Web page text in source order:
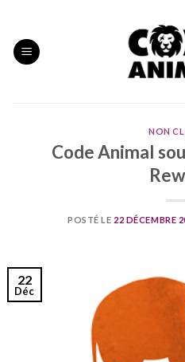
content
NON
Code Animal
POSTÉ LE 22 DÉCEMBRE
22
Déc